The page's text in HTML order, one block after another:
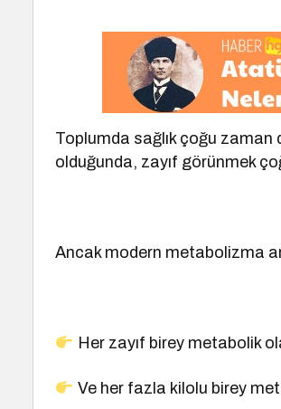
Toplumda sağlık çoğu zaman
olduğunda, zayıf görünmek
Ancak modern metabolizma
Her zayıf birey metabolik
Ve her fazla kilolu birey